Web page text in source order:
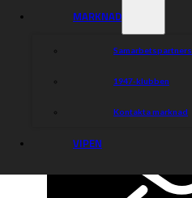
MARKNAD
Samarbetspartners
1947-klubben
Kontakta marknad
VIPEN